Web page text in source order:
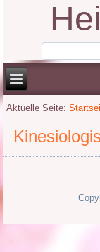
Aktuelle Seite: